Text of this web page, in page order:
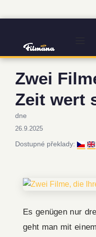
Zwei
Zeit wert
dne
26.9.2025
Dostupné překlady:
Es genügen nur
geht man mit